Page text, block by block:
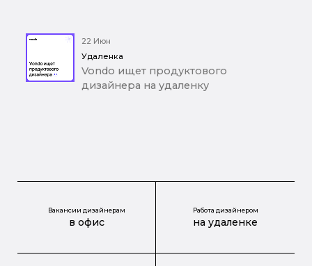
22 Июн
Удаленка
Vondo ищет продуктового
дизайнера на удаленку
Вакансии дизайнерам
в офис
Работа дизайнером
на удаленке